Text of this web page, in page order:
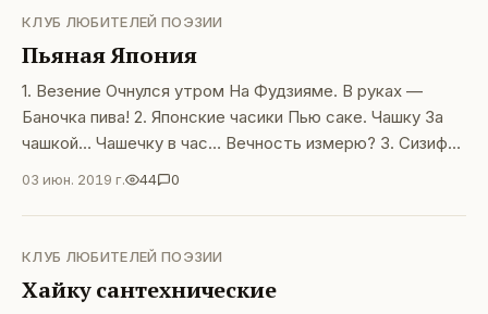
КЛУБ ЛЮБИТЕЛЕЙ ПОЭЗИИ
Пьяная Япония
1. Везение Очнулся утром На Фудзияме. В руках —
Баночка пива! 2. Японские часики Пью саке. Чашку За
чашкой… Чашечку в час… Вечность измерю? 3. Сизифов
труд На Фудзияме Саке забыли вчера. Снова нам в
сакурой.
03 июн. 2019 г. 44 0
КЛУБ ЛЮБИТЕЛЕЙ ПОЭЗИИ
Хайку сантехнические